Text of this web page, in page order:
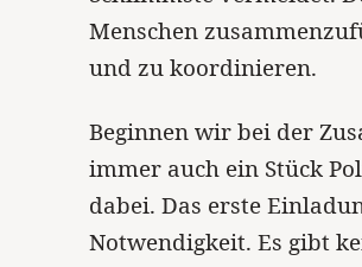
Menschen
und zu koordinieren.
Beginnen wir bei der
immer auch ein Stück
dabei. Das erste
Notwendigkeit. Es gibt